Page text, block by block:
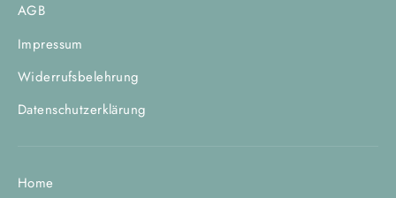
AGB
Impressum
Widerrufsbelehrung
Datenschutzerklärung
Home